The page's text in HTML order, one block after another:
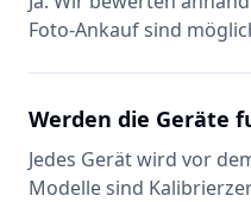
Foto-Ankauf sind
Werden die Geräte
Jedes Gerät wird vor
Modelle sind